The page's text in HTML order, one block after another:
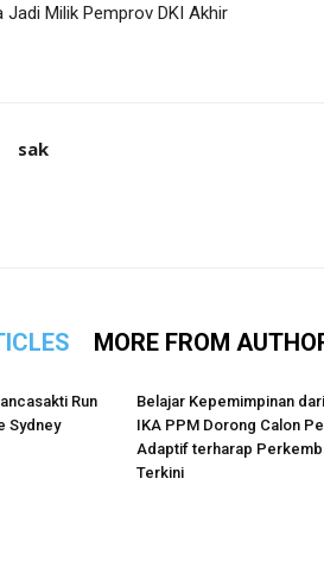
Jadi Milik Pemprov DKI Akhir
sak
MORE FROM
Run
Sydney
Belajar Kepemimpinan
IKA PPM Dorong Calon
Adaptif terharap
Terkini